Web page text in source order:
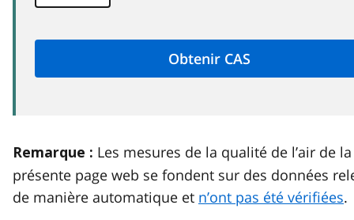
Remarque : Les mesures de la qualité de l’air de la
présente page web se fondent sur des données
de manière automatique et n’ont pas été vérifiées.